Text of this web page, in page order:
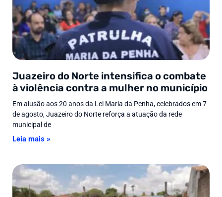
Juazeiro do Norte intensifica o combate
à violência contra a mulher no município
Em alusão aos 20 anos da Lei Maria da Penha, celebrados em 7
de agosto, Juazeiro do Norte reforça a atuação da rede
municipal de
Leia mais »